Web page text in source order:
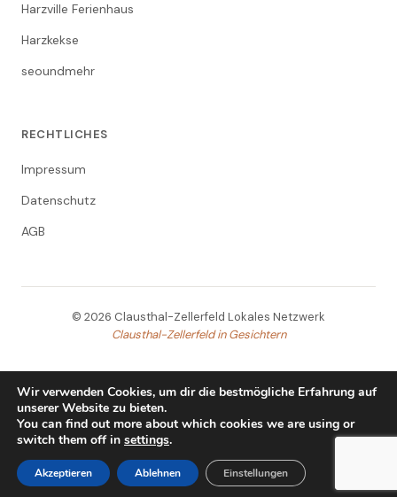
Harzville Ferienhaus
Harzkekse
seoundmehr
RECHTLICHES
Impressum
Datenschutz
AGB
© 2026 Clausthal-Zellerfeld Lokales Netzwerk
Clausthal-Zellerfeld in Gesichtern
Wir verwenden Cookies, um dir die bestmögliche Erfahrung auf
unserer Website zu bieten.
You can find out more about which cookies we are using or
switch them off in settings.
Akzeptieren Ablehnen Einstellungen